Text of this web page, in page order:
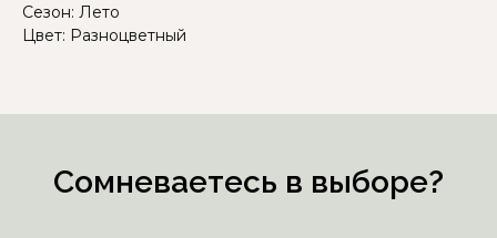
Сезон: Лето
Цвет: Разноцветный